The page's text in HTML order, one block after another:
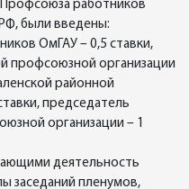
работников
были введены:
ОмГАУ – 0,5 ставки,
профсоюзной организации
районной
председатель
организации – 1
деятельность
заседаний пленумов,